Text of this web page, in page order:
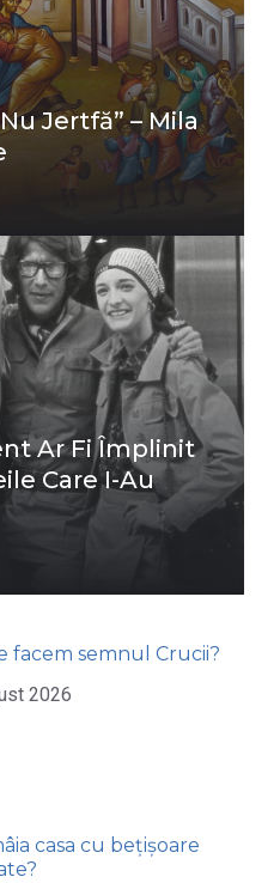
Jertfă” – Mila
Ar Fi Împlinit
Care I-Au
facem semnul Crucii?
2026
casa cu bețișoare